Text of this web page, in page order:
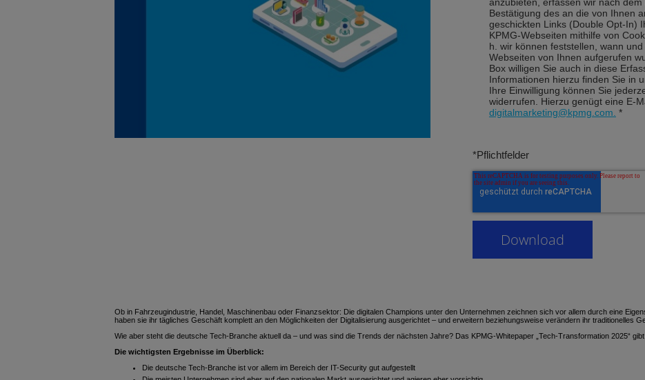
Bestätigung des an die von Ihnen
geschickten Links (Double Opt-In)
KPMG-Webseiten mithilfe von
h. wir können feststellen, wann
Webseiten von Ihnen aufgerufen
Box willigen Sie auch in diese
Informationen hierzu finden Sie in
Ihre Einwilligung können Sie
widerrufen. Hierzu genügt eine E-
digitalmarketing@kpmg.com *
*Pflichtfelder
Ob in Fahrzeugindustrie, Handel, Maschinenbau oder Finanzsektor: Die digitalen Champions unter den Unternehmen zeichnen sich vor allem durch eine
haben sie ihr tägliches Geschäft komplett an den Möglichkeiten der Digitalisierung ausgerichtet – und erweitern beziehungsweise verändern ihr traditionelles
Wie aber steht die deutsche Tech-Branche aktuell da – und was sind die Trends der nächsten Jahre? Das KPMG-Whitepaper „Tech-Transformation 2025“ gibt
Die wichtigsten Ergebnisse im Überblick:
Die deutsche Tech-Branche ist vor allem im Bereich der IT-Security gut aufgestellt